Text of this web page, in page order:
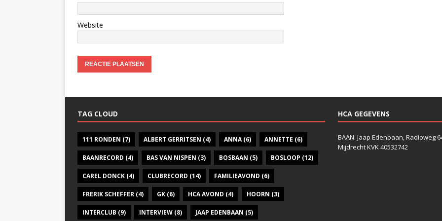
Website
TAG CLOUD
111 RONDEN (7) ALBERT GERRITSEN (4) ANNA(6) ANNETTE (6)
BAANRECORD (4) BAS VAN NISPEN (3) BOSBAAN (5) BOSLOOP (12)
CAREL DONCK (4) CLUBRECORD (14) FAMILIEAVOND (6)
FRERIK SCHEFFER (4) GK (6) HCA AVOND (4) HOORN (3)
INTERCLUB (9) INTERVIEW (8) JAAP EDENBAAN (5)
HCA GEGEVENS
BAAN: Jaap Edenbaan, Radioweg
Mijdrecht KVK 40532742